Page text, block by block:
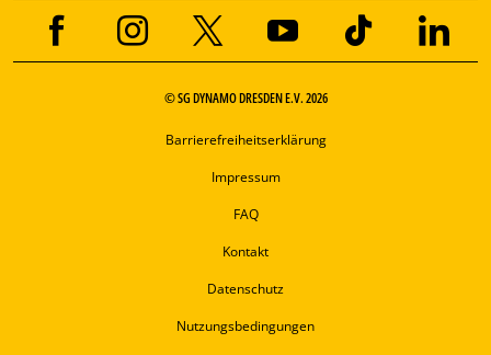
© SG DYNAMO DRESDEN E.V. 2026
Barrierefreiheitserklärung
Impressum
FAQ
Kontakt
Datenschutz
Nutzungsbedingungen